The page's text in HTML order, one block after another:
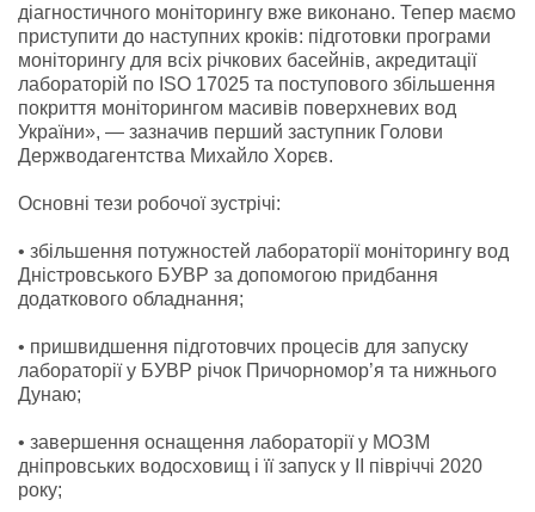
діагностичного моніторингу вже виконано. Тепер маємо
приступити до наступних кроків: підготовки програми
моніторингу для всіх річкових басейнів, акредитації
лабораторій по ISO 17025 та поступового збільшення
покриття моніторингом масивів поверхневих вод
України», — зазначив перший заступник Голови
Держводагентства Михайло Хорєв.
Основні тези робочої зустрічі:
• збільшення потужностей лабораторії моніторингу вод
Дністровського БУВР за допомогою придбання
додаткового обладнання;
• пришвидшення підготовчих процесів для запуску
лабораторії у БУВР річок Причорномор’я та нижнього
Дунаю;
• завершення оснащення лабораторії у МОЗМ
дніпровських водосховищ і її запуск у ІІ півріччі 2020
року;